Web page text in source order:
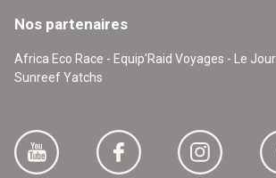
Nos partenaires
Africa Eco Race - Equip'Raid Voyages - Le
Sunreef Yatchs